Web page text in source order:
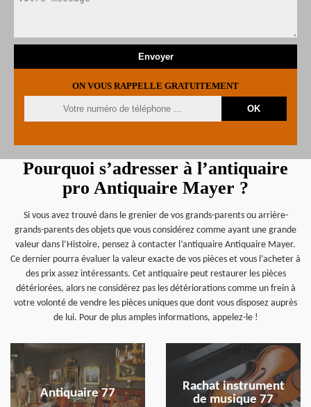
ON VOUS RAPPELLE GRATUITEMENT
Pourquoi s’adresser à l’antiquaire
pro Antiquaire Mayer ?
Si vous avez trouvé dans le grenier de vos grands-parents ou arrière-
grands-parents des objets que vous considérez comme ayant une grande
valeur dans l’Histoire, pensez à contacter l’antiquaire Antiquaire Mayer.
Ce dernier pourra évaluer la valeur exacte de vos pièces et vous l’acheter à
des prix assez intéressants. Cet antiquaire peut restaurer les pièces
détériorées, alors ne considérez pas les détériorations comme un frein à
votre volonté de vendre les pièces uniques que dont vous disposez auprès
de lui. Pour de plus amples informations, appelez-le !
Antiquaire 77
en savoir plus
Rachat instrument
de musique 77
en savoir plus